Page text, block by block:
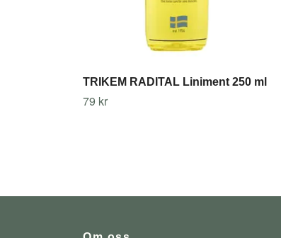
TRIKEM RADITAL Liniment 250 ml
79 kr